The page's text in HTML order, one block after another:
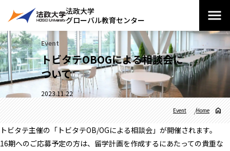
法政大学
グローバル教育センター
Event
トビタテOBOGによる相談会に
ついて
2023.11.22
Home
Event
トビタテ主催の「トビタテOB/OGによる相談会」が開催されます。
16期へのご応募予定の方は、留学計画を作成するにあたっての貴重な